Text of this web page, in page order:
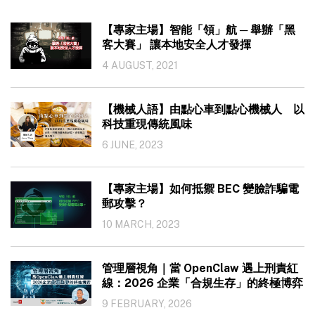
【專家主場】智能「領」航 ─ 舉辦「黑
客大賽」 讓本地安全人才發揮
4 AUGUST, 2021
【機械人語】由點心車到點心機械人 以
科技重現傳統風味
6 JUNE, 2023
【專家主場】如何抵禦 BEC 變臉詐騙電
郵攻擊？
10 MARCH, 2023
管理層視角｜當 OpenClaw 遇上刑責紅
線：2026 企業「合規生存」的終極博弈
9 FEBRUARY, 2026